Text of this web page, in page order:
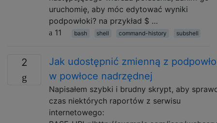
uruchomię, aby móc edytować wyniki
podpowłoki? na przykład $ …
11
bash shell command-history subshell
2
Jak udostępnić zmienną z
w powłoce nadrzędnej
Napisałem szybki i brudny skrypt, aby
czas niektórych raportów z serwisu
internetowego: